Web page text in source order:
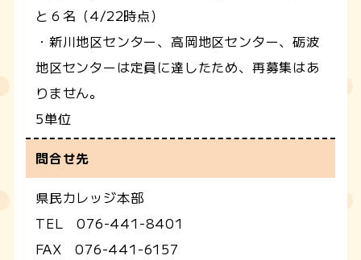
と６名（4/22時点）
・新川地区センター、高岡地区センター、砺波
地区センターは定員に達したため、再募集はあ
りません。
5単位
問合せ先
県民カレッジ本部
TEL 076-441-8401
FAX 076-441-6157